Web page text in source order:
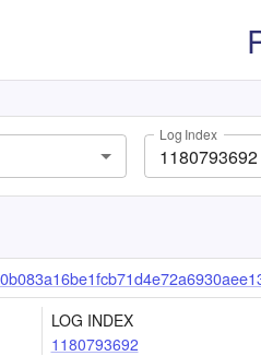
Log Index
LOG INDEX
1180793692